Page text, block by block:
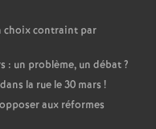
choix contraint par
: un problème, un débat?
la rue le 30 mars !
aux réformes